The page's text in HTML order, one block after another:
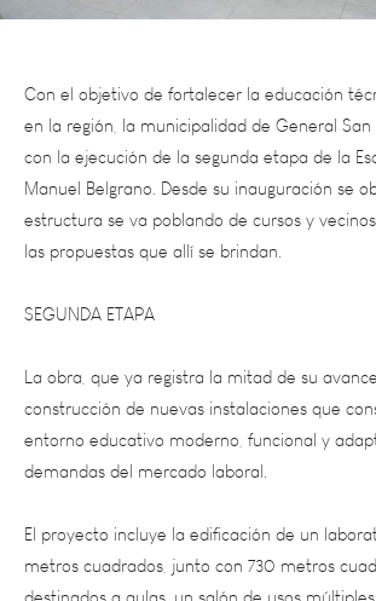
Con el objetivo de fortalecer la educación
en la región, la municipalidad de General
con la ejecución de la segunda etapa de la
Manuel Belgrano. Desde su inauguración
estructura se va poblando de cursos y
las propuestas que allí se brindan.
SEGUNDA ETAPA
La obra, que ya registra la mitad de su avance,
construcción de nuevas instalaciones que
entorno educativo moderno, funcional y
demandas del mercado laboral.
El proyecto incluye la edificación de un
metros cuadrados, junto con 730 metros
destinados a aulas, un salón de usos